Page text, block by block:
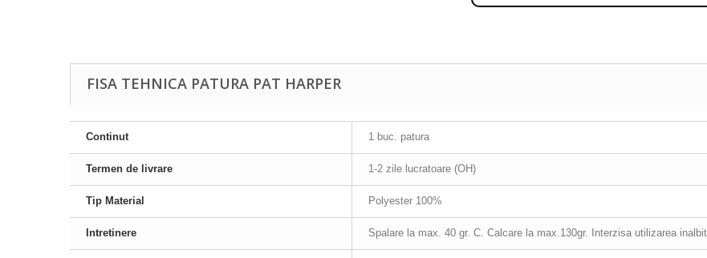
FISA TEHNICA PATURA PAT HARPER
Continut 1 buc. patura
Termen de livrare 1-2 zile lucratoare (OH)
Tip Material Polyester 100%
Intretinere Spalare la max. 40 gr. C. Calcare la max.130gr. Interzisa utilizarea